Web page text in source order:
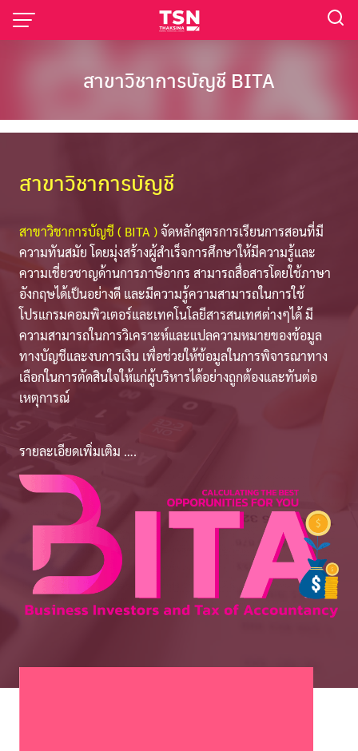
สาขาวิชาการบัญชี BITA
สาขาวิชาการบัญชี
สาขาวิชาการบัญชี ( BITA )จัดหลักสูตรการเรียนการสอนที่มี
ความทันสมัย โดยมุ่งสร้างผู้สำเร็จการศึกษาให้มีความรู้และ
ความเชี่ยวชาญด้านการภาษีอากร สามารถสื่อสารโดยใช้ภาษา
อังกฤษได้เป็นอย่างดี และมีความรู้ความสามารถในการใช้
โปรแกรมคอมพิวเตอร์และเทคโนโลยีสารสนเทศต่างๆได้ มี
ความสามารถในการวิเคราะห์และแปลความหมายของข้อมูล
ทางบัญชีและงบการเงิน เพื่อช่วยให้ข้อมูลในการพิจารณาทาง
เลือกในการตัดสินใจให้แก่ผู้บริหารได้อย่างถูกต้องและทันต่อ
เหตุการณ์
รายละเอียดเพิ่มเติม ….